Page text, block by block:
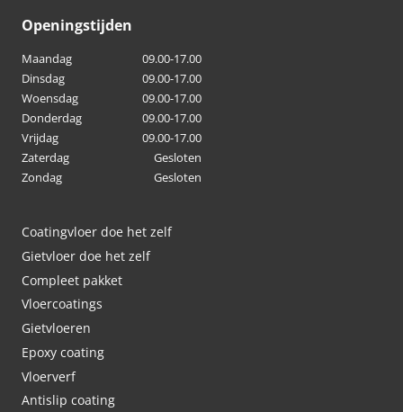
Openingstijden
Maandag
09.00-17.00
Dinsdag
09.00-17.00
Woensdag
09.00-17.00
Donderdag
09.00-17.00
Vrijdag
09.00-17.00
Zaterdag
Gesloten
Zondag
Gesloten
Coatingvloer doe het zelf
Gietvloer doe het zelf
Compleet pakket
Vloercoatings
Gietvloeren
Epoxy coating
Vloerverf
Antislip coating